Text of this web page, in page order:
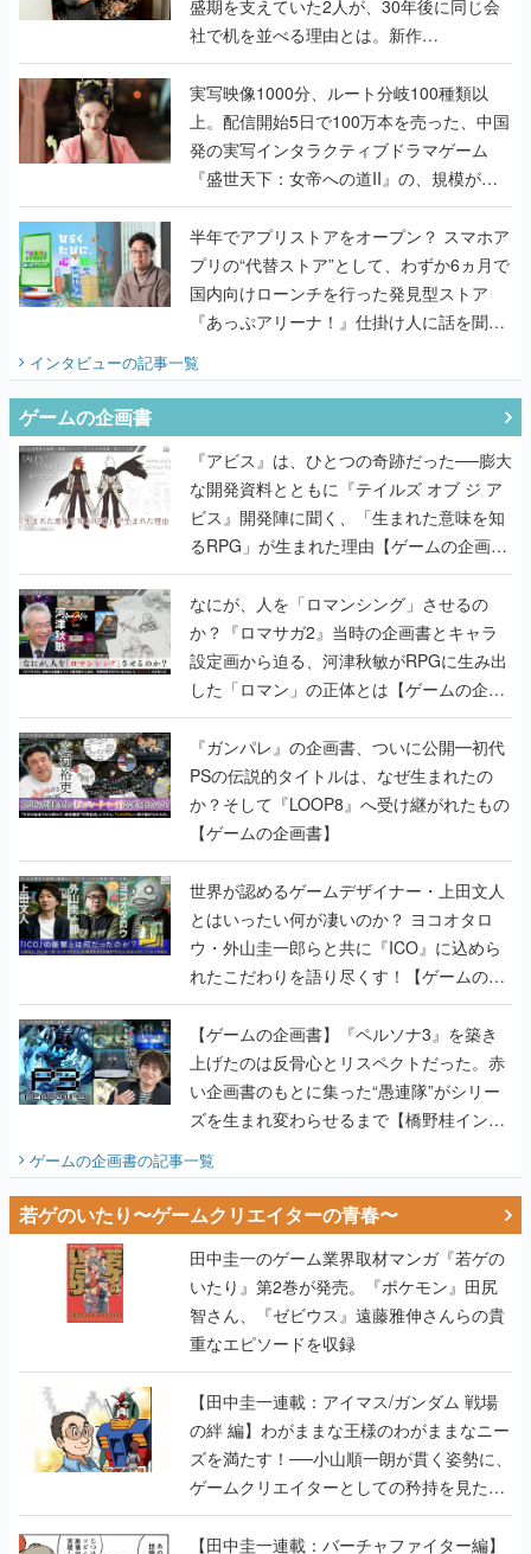
盛期を支えていた2人が、30年後に同じ会
社で机を並べる理由とは。新作
『TATSUJIN EXTREME』で初タッグを組
んだレジェンド2人に訊く開発秘話
実写映像1000分、ルート分岐100種類以
上。配信開始5日で100万本を売った、中国
発の実写インタラクティブドラマゲーム
『盛世天下：女帝への道II』の、規模が違
うこだわりをプロデューサーに聞いた
半年でアプリストアをオープン？ スマホア
プリの“代替ストア”として、わずか6ヵ月で
国内向けローンチを行った発見型ストア
『あっぷアリーナ！』仕掛け人に話を聞い
インタビューの記事一覧
ゲームの企画書
『アビス』は、ひとつの奇跡だった──膨大
な開発資料とともに『テイルズ オブ ジ ア
ビス』開発陣に聞く、「生まれた意味を知
るRPG」が生まれた理由【ゲームの企画
書】
なにが、人を「ロマンシング」させるの
か？『ロマサガ2』当時の企画書とキャラ
設定画から迫る、河津秋敏がRPGに生み出
した「ロマン」の正体とは【ゲームの企画
書】
『ガンパレ』の企画書、ついに公開━初代
PSの伝説的タイトルは、なぜ生まれたの
か？そして『LOOP8』へ受け継がれたもの
【ゲームの企画書】
世界が認めるゲームデザイナー・上田文人
とはいったい何が凄いのか？ ヨコオタロ
ウ・外山圭一郎らと共に『ICO』に込めら
れたこだわりを語り尽くす！【ゲームの企
画書】
【ゲームの企画書】『ペルソナ3』を築き
上げたのは反骨心とリスペクトだった。赤
い企画書のもとに集った“愚連隊”がシリー
ズを生まれ変わらせるまで【橋野桂インタ
ゲームの企画書の記事一覧
若ゲのいたり〜ゲームクリエイターの青春〜
田中圭一のゲーム業界取材マンガ『若ゲの
いたり』第2巻が発売。『ポケモン』田尻
智さん、『ゼビウス』遠藤雅伸さんらの貴
重なエピソードを収録
【田中圭一連載：アイマス/ガンダム 戦場
の絆 編】わがままな王様のわがままなニー
ズを満たす！──小山順一朗が貫く姿勢に、
ゲームクリエイターとしての矜持を見た
【若ゲのいたり最終回】
【田中圭一連載：バーチャファイター編】